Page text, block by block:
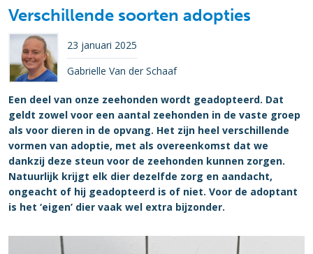
Verschillende soorten adopties
23 januari 2025
Gabrielle Van der Schaaf
Een deel van onze zeehonden wordt geadopteerd. Dat
geldt zowel voor een aantal zeehonden in de vaste groep
als voor dieren in de opvang. Het zijn heel verschillende
vormen van adoptie, met als overeenkomst dat we
dankzij deze steun voor de zeehonden kunnen zorgen.
Natuurlijk krijgt elk dier dezelfde zorg en aandacht,
ongeacht of hij geadopteerd is of niet. Voor de adoptant
is het ‘eigen’ dier vaak wel extra bijzonder.